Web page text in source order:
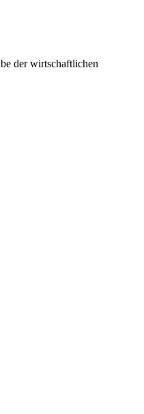
der wirtschaftlichen